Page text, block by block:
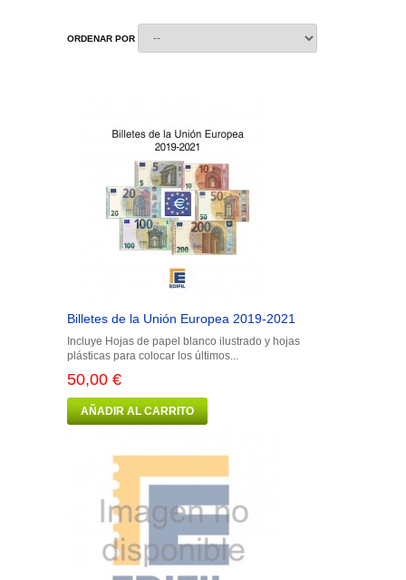
ORDENAR POR
Billetes de la Unión Europea 2019-2021
Incluye Hojas de papel blanco ilustrado y hojas
plásticas para colocar los últimos...
50,00 €
AÑADIR AL CARRITO